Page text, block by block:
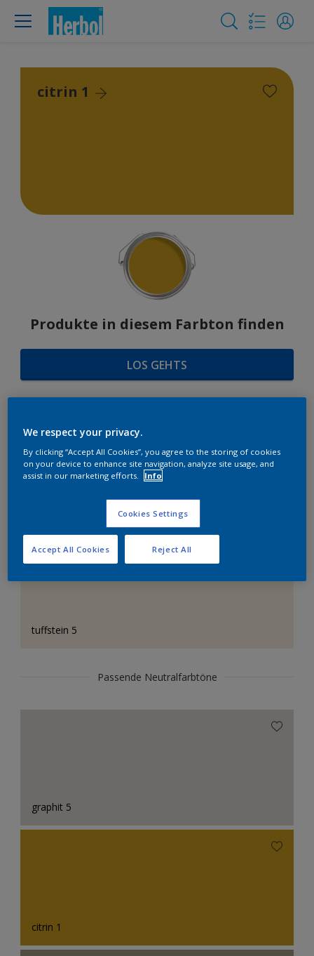
citrin 1
Produkte in diesem Farbton finden
LOS GEHTS
FARBAUSWAHL
Das perfekte Weiß
tuffstein 5
Passende Neutralfarbtöne
graphit 5
citrin 1
We respect your privacy.
By clicking “Accept All Cookies”, you agree to the storing of cookies
on your device to enhance site navigation, analyze site usage, and
assist in our marketing efforts.
Info
Cookies Settings
Reject All
Accept All Cookies